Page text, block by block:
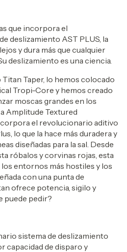
que incorpora el
deslizamiento AST PLUS, la
y dura más que cualquier
deslizamiento es una ciencia.
Taper, lo hemos colocado
Tropi-Core y hemos creado
moscas grandes en los
Amplitude Textured
el revolucionario aditivo
lo que la hace más duradera y
diseñadas para la sal. Desde
róbalos y corvinas rojas, esta
los entornos más hostiles y los
con una punta de
ofrece potencia, sigilo y
puede pedir?
sistema de deslizamiento
capacidad de disparo y